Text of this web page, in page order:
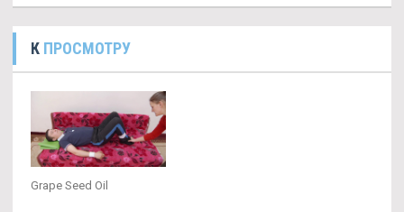
К ПРОСМОТРУ
Grape Seed Oil